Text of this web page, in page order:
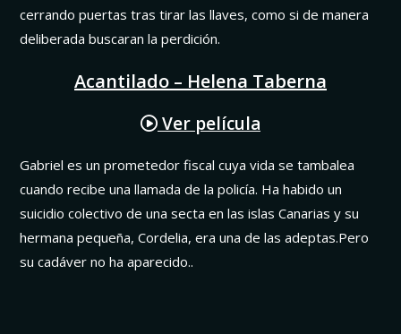
cerrando puertas tras tirar las llaves, como si de manera
deliberada buscaran la perdición.
Acantilado – Helena Taberna
Ver película
Gabriel es un prometedor fiscal cuya vida se tambalea
cuando recibe una llamada de la policía. Ha habido un
suicidio colectivo de una secta en las islas Canarias y su
hermana pequeña, Cordelia, era una de las adeptas.Pero
su cadáver no ha aparecido..